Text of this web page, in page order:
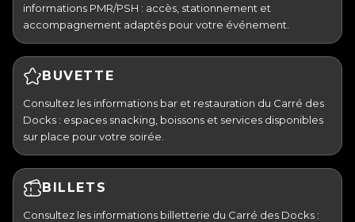
informations PMR/PSH : accès, stationnement et
accompagnement adaptés pour votre événement.
BUVETTE
Consultez les informations bar et restauration du Carré des
Docks : espaces snacking, boissons et services disponibles
sur place pour votre soirée.
BILLETS
Consultez les informations billetterie du Carré des Docks :